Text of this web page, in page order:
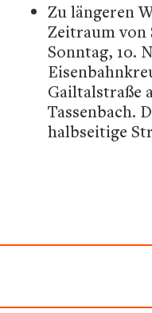
Zu längeren
Zeitraum von
Sonntag, 10.
Gailtalstraße
Tassenbach.
halbseitige